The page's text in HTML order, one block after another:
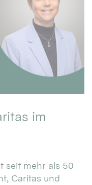
im
seit mehr als 50
Caritas und